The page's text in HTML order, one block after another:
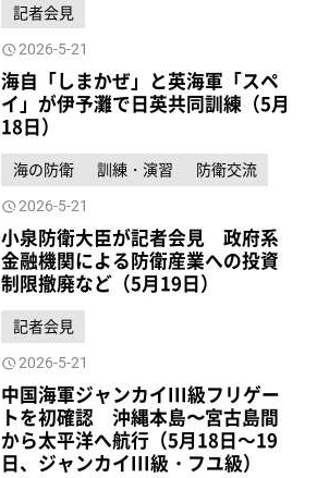
記者会見
2026-5-21
海自「しまかぜ」と英海軍「スペ
イ」が伊予灘で日英共同訓練（5月
18日）
海の防衛 訓練・演習 防衛交流
2026-5-21
小泉防衛大臣が記者会見 政府系
金融機関による防衛産業への投資
制限撤廃など（5月19日）
記者会見
2026-5-21
中国海軍ジャンカイIII級フリゲー
トを初確認 沖縄本島〜宮古島間
から太平洋へ航行（5月18日～19
日、ジャンカイIII級・フユ級）